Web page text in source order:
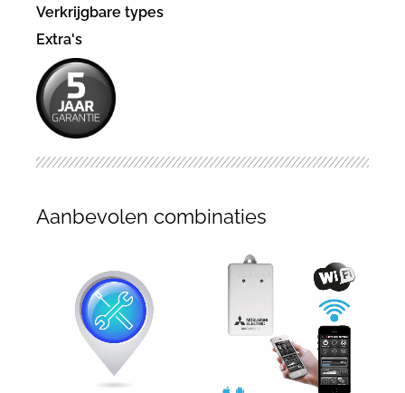
Verkrijgbare types
Extra's
Aanbevolen combinaties